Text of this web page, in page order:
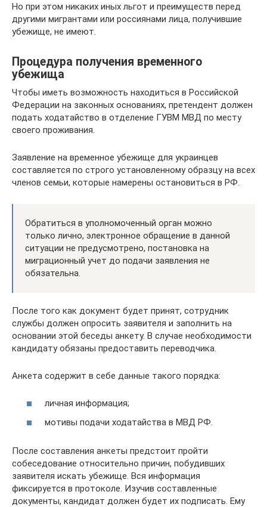
Но при этом никаких иных льгот и преимуществ перед
другими мигрантами или россиянами лица, получившие
убежище, не имеют.
Процедура получения временного
убежища
Чтобы иметь возможность находиться в Российской
Федерации на законных основаниях, претендент должен
подать ходатайство в отделение ГУВМ МВД по месту
своего проживания.
Заявление на временное убежище для украинцев
составляется по строго установленному образцу на всех
членов семьи, которые намерены остановиться в РФ.
Обратиться в уполномоченный орган можно
только лично, электронное обращение в данной
ситуации не предусмотрено, постановка на
миграционный учет до подачи заявления не
обязательна.
После того как документ будет принят, сотрудник
службы должен опросить заявителя и заполнить на
основании этой беседы анкету. В случае необходимости
кандидату обязаны предоставить переводчика.
Анкета содержит в себе данные такого порядка:
личная информация;
мотивы подачи ходатайства в МВД РФ.
После составления анкеты предстоит пройти
собеседование относительно причин, побудивших
заявителя искать убежище. Вся информация
фиксируется в протоколе. Изучив составленные
документы, кандидат должен будет их подписать. Ему